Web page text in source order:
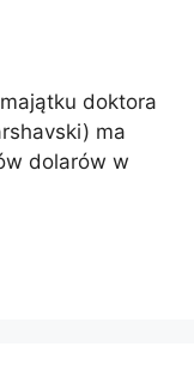
doktora
ma
dolarów w